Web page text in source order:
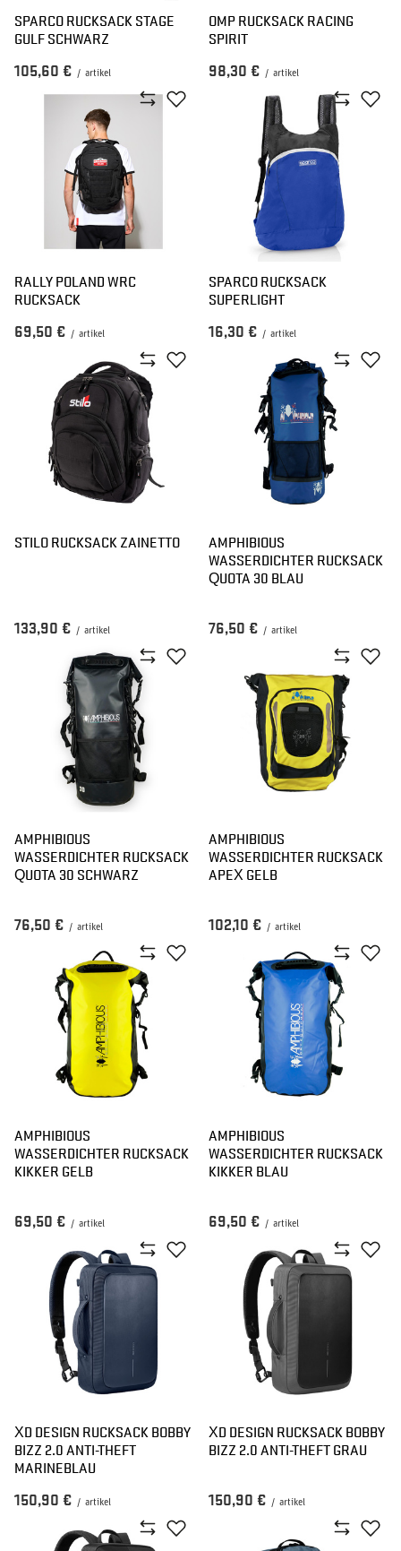
SPARCO RUCKSACK STAGE
GULF SCHWARZ
105,60 € / artikel
OMP RUCKSACK RACING
SPIRIT
98,30 € / artikel
RALLY POLAND WRC
RUCKSACK
69,50 € / artikel
SPARCO RUCKSACK
SUPERLIGHT
16,30 € / artikel
STILO RUCKSACK ZAINETTO
133,90 € / artikel
AMPHIBIOUS
WASSERDICHTER RUCKSACK
QUOTA 30 BLAU
76,50 € / artikel
AMPHIBIOUS
WASSERDICHTER RUCKSACK
QUOTA 30 SCHWARZ
76,50 € / artikel
AMPHIBIOUS
WASSERDICHTER RUCKSACK
APEX GELB
102,10 € / artikel
AMPHIBIOUS
WASSERDICHTER RUCKSACK
KIKKER GELB
69,50 € / artikel
AMPHIBIOUS
WASSERDICHTER RUCKSACK
KIKKER BLAU
69,50 € / artikel
XD DESIGN RUCKSACK BOBBY
BIZZ 2.0 ANTI-THEFT
MARINEBLAU
150,90 € / artikel
XD DESIGN RUCKSACK BOBBY
BIZZ 2.0 ANTI-THEFT GRAU
150,90 € / artikel